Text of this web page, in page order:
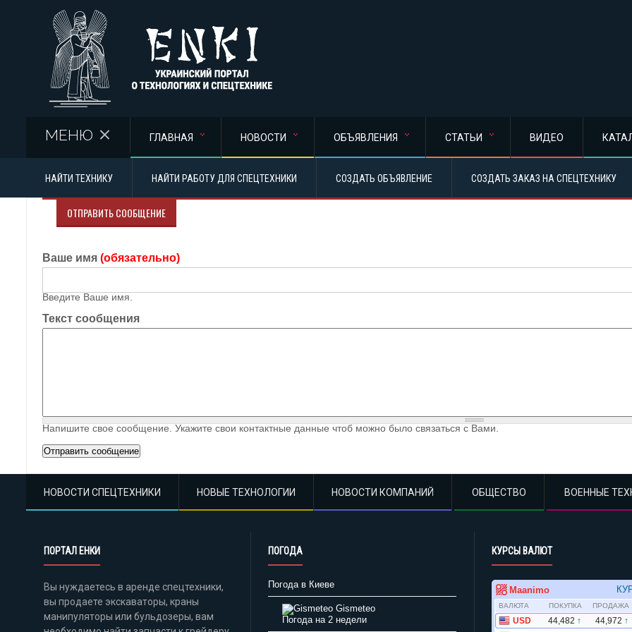
МЕНЮ ГЛАВНАЯ НОВОСТИ ОБЪЯВЛЕНИЯ СТАТЬИ ВИДЕО
НАЙТИ ТЕХНИКУ НАЙТИ РАБОТУ ДЛЯ СПЕЦТЕХНИКИ СОЗДАТЬ ОБЪЯВЛЕНИЕ СОЗДАТЬ ЗАКАЗ НА СПЕЦТЕХНИКУ
ОТПРАВИТЬ СООБЩЕНИЕ
Ваше имя (обязательно)
Введите Ваше имя.
Текст сообщения
Напишите свое сообщение. Укажите свои контактные данные чтоб можно было связаться с Вами.
НОВОСТИ СПЕЦТЕХНИКИ НОВЫЕ ТЕХНОЛОГИИ НОВОСТИ КОМПАНИЙ ОБЩЕСТВО ВОЕННЫЕ
ПОРТАЛ ЕНКИ
Вы нуждаетесь в аренде спецтехники,
вы продаете экскаваторы, краны
манипуляторы или бульдозеры, вам
ПОГОДА
Погода в Киеве
Gismeteo
Погода на 2 недели
КУРСЫ ВАЛЮТ